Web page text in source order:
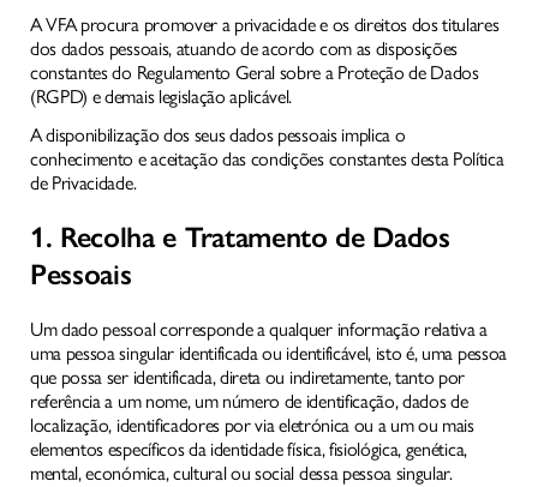
AGENDAR CONSULTA
A VFA procura promover a privacidade e os direitos dos titulares
dos dados pessoais, atuando de acordo com as disposições
constantes do Regulamento Geral sobre a Proteção de Dados
(RGPD) e demais legislação aplicável.
A disponibilização dos seus dados pessoais implica o
conhecimento e aceitação das condições constantes desta Política
de Privacidade.
1. Recolha e Tratamento de Dados
Pessoais
Um dado pessoal corresponde a qualquer informação relativa a
uma pessoa singular identificada ou identificável, isto é, uma pessoa
que possa ser identificada, direta ou indiretamente, tanto por
referência a um nome, um número de identificação, dados de
localização, identificadores por via eletrónica ou a um ou mais
elementos específicos da identidade física, fisiológica, genética,
mental, económica, cultural ou social dessa pessoa singular.